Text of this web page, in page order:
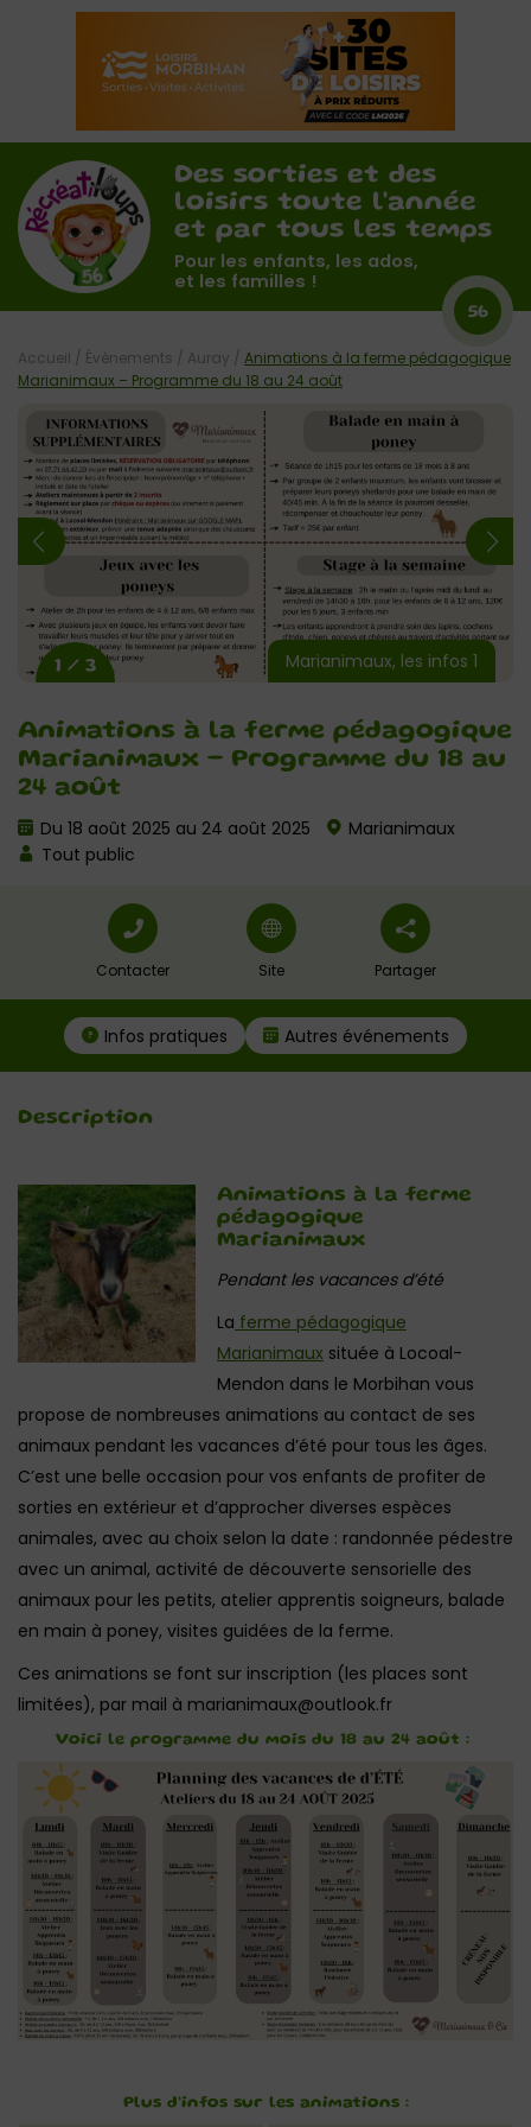
Des sorties et des
loisirs toute l'année
et par tous les temps
Pour les enfants, les ados,
et les familles !
56
Animations à la ferme pédagogique
Marianimaux – Programme du 18 au
24 août
Du 18 août 2025 au 24 août 2025
Marianimaux
Tout public
Marianimaux, les infos 1
1 / 3
Accueil / Évènements / Auray / Animations à la ferme pédagogique
Marianimaux – Programme du 18 au 24 août
Contacter Site Partager
Infos pratiques Autres événements
Description
Animations à la ferme
pédagogique
Marianimaux
Pendant les vacances d’été
La ferme pédagogique
Marianimaux située à Locoal-
Mendon dans le Morbihan vous
propose de nombreuses animations au contact de ses
animaux pendant les vacances d’été pour tous les âges.
C’est une belle occasion pour vos enfants de profiter de
sorties en extérieur et d’approcher diverses espèces
animales, avec au choix selon la date : randonnée pédestre
avec un animal, activité de découverte sensorielle des
animaux pour les petits, atelier apprentis soigneurs, balade
en main à poney, visites guidées de la ferme.
Ces animations se font sur inscription (les places sont
limitées), par mail à marianimaux@outlook.fr
Voici le programme du mois du 18 au 24 août :
Plus d’infos sur les animations :